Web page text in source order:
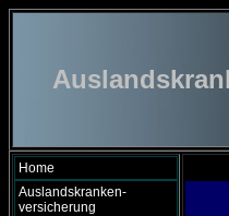
Home
Auslandskranken-
versicherung